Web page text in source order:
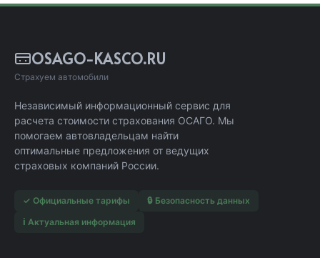
OSAGO-KASCO.RU
Страхуем автомобили
Независимый информационный сервис для
расчета стоимости страхования ОСАГО. Мы
помогаем автовладельцам найти
оптимальные предложения от ведущих
страховых компаний России.
✓ Официальные тарифы
🔒 Безопасность данных
ℹ️ Актуальная информация